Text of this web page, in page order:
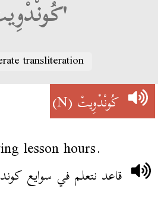
'كُونْدْوِيتْ'
transliteration
كُونْدْوِيتْ(N)
lesson hours.
قاعد نتعلم في سوايع